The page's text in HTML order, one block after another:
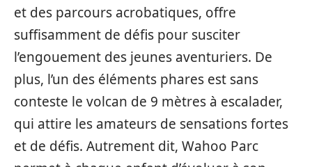
et des parcours acrobatiques, offre
suffisamment de défis pour susciter
l’engouement des jeunes aventuriers. De
plus, l’un des éléments phares est sans
conteste le volcan de 9 mètres à escalader,
qui attire les amateurs de sensations fortes
et de défis. Autrement dit, Wahoo Parc